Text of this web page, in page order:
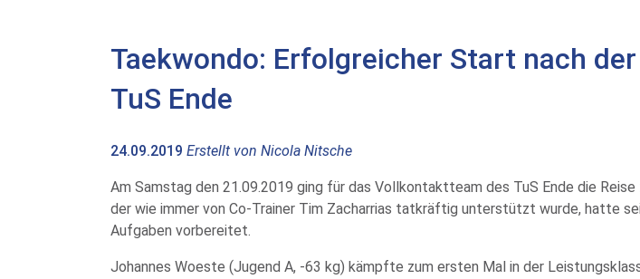
Taekwondo: Erfolgreicher Start nach
TuS Ende
24.09.2019 Erstellt von Nicola Nitsche
Am Samstag den 21.09.2019 ging für das Vollkontaktteam des TuS Ende die
der wie immer von Co-Trainer Tim Zacharrias tatkräftig unterstützt wurde, hatte
Aufgaben vorbereitet.
Johannes Woeste (Jugend A, -63 kg) kämpfte zum ersten Mal in der